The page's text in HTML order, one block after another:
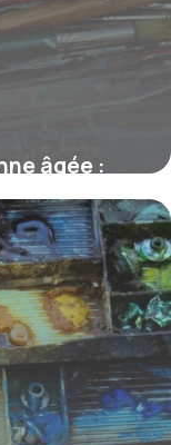
âgée :
solution